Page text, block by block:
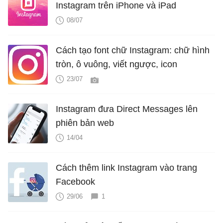
Instagram trên iPhone và iPad
08/07
Cách tạo font chữ Instagram: chữ hình
tròn, ô vuông, viết ngược, icon
23/07
Instagram đưa Direct Messages lên
phiên bản web
14/04
Cách thêm link Instagram vào trang
Facebook
29/06 1